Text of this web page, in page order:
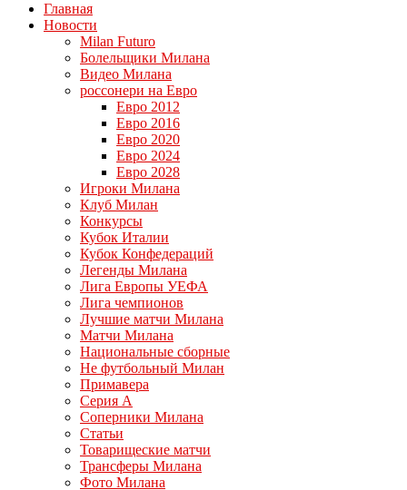
Главная
Новости
Milan Futuro
Болельщики Милана
Видео Милана
россонери на Евро
Евро 2012
Евро 2016
Евро 2020
Евро 2024
Евро 2028
Игроки Милана
Клуб Милан
Конкурсы
Кубок Италии
Кубок Конфедераций
Легенды Милана
Лига Европы УЕФА
Лига чемпионов
Лучшие матчи Милана
Матчи Милана
Национальные сборные
Не футбольный Милан
Примавера
Серия А
Соперники Милана
Статьи
Товарищеские матчи
Трансферы Милана
Фото Милана